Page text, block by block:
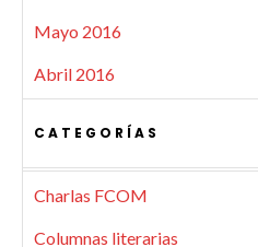
Mayo 2016
Abril 2016
CATEGORÍAS
Charlas FCOM
Columnas literarias